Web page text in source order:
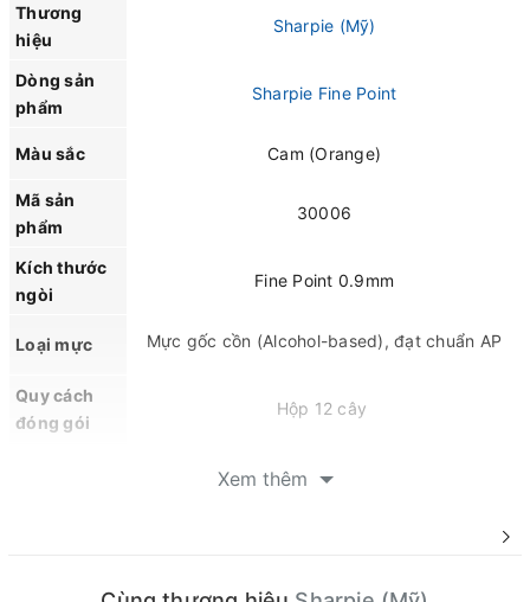
Thương
hiệu
Sharpie (Mỹ)
Dòng sản
phẩm
Sharpie Fine Point
Màu sắc Cam (Orange)
Mã sản
phẩm
30006
Kích thước
ngòi
Fine Point 0.9mm
Loại mực Mực gốc cồn (Alcohol-based), đạt chuẩn AP
Quy cách
đóng gói
Hộp 12 cây
Mực đậm màu, khô nhanh và bám bền trên
Xem thêm